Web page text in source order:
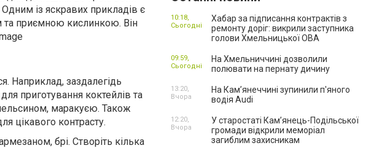
із яскравих прикладів є
та приємною кислинкою. Він
Наприклад, заздалегідь
приготування коктейлів та
маракуєю. Також
цікавого контрасту.
брі. Створіть кілька
Хабар за підписання контрактів з
ремонту доріг: викрили заступника
голови Хмельницької ОВА
10:18,
Сьогодні
На Хмельниччині дозволили
полювати на пернату дичину
09:59,
Сьогодні
На Камʼянеччині зупинили п'яного
водія Audi
13:20,
Вчора
У старостаті Кам’янець-Подільської
громади відкрили меморіал
загиблим захисникам
12:20,
Вчора